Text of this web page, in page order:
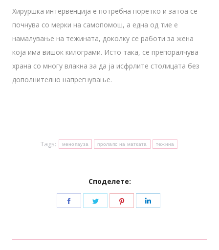
Хируршка интервенција е потребна поретко и затоа се
почнува со мерки на самопомош, а една од тие е
намалување на тежината, доколку се работи за жена
која има вишок килограми. Исто така, се препоралчува
храна со многу влакна за да ја исфрлите столицата без
дополнително напрегнување.
Tags: менопауза пролапс на матката тежина
Споделете:
Share
Share
Share